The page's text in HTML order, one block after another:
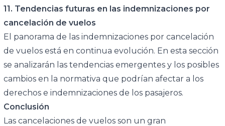
11. Tendencias futuras en las indemnizaciones por
cancelación de vuelos
El panorama de las indemnizaciones por cancelación
de vuelos está en continua evolución. En esta sección
se analizarán las tendencias emergentes y los posibles
cambios en la normativa que podrían afectar a los
derechos e indemnizaciones de los pasajeros.
Conclusión
Las cancelaciones de vuelos son un gran